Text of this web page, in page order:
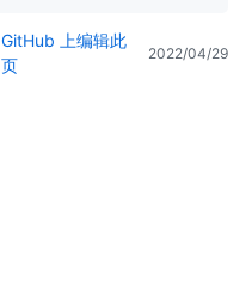
GitHub 上编辑此
页
2022/04/29